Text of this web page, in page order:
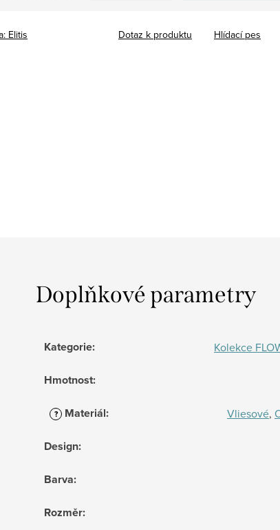
Elitis Dotaz k produktu Hlídací pes
Doplňkové parametry
Kategorie: Kolekce
Hmotnost:
? Materiál: Vliesové,
Design:
Barva:
Rozměr: